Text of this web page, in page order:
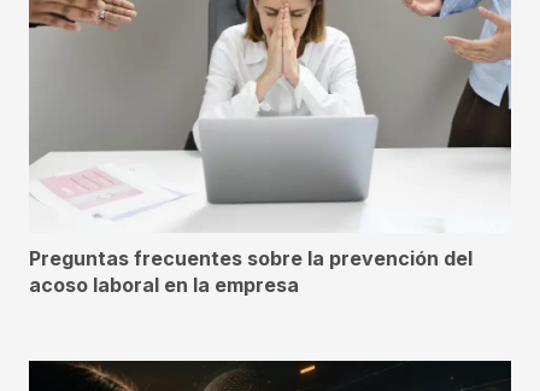
Preguntas frecuentes sobre la prevención del
acoso laboral en la empresa